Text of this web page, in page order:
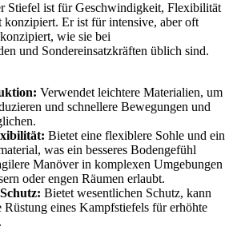
Stiefel ist für Geschwindigkeit, Flexibilität
konzipiert. Er ist für intensive, aber oft
wie sie bei
und Sondereinsatzkräften üblich sind.
Verwendet leichtere Materialien, um
und schnellere Bewegungen und
Bietet eine flexiblere Sohle und ein
was ein besseres Bodengefühl
Manöver in komplexen Umgebungen
oder engen Räumen erlaubt.
Bietet wesentlichen Schutz, kann
Rüstung eines Kampfstiefels für erhöhte